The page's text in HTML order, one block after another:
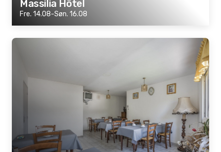
Massilia Hôtel
Fre. 14.08-Søn. 16.08